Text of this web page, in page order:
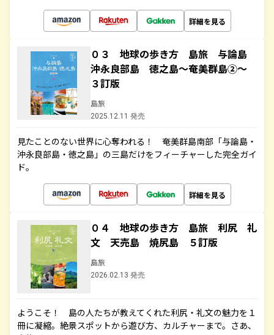
詳細を見る
０３ 地球の歩き方 島旅 与論島
沖永良部島 徳之島～奄美群島②～
３訂版
島旅
2025.12.11 発売
見たことのない世界に心奪われる！ 奄美群島南部「与論島・
沖永良部島・徳之島」の三島だけをフィーチャーした完全ガイ
ド。
詳細を見る
０４ 地球の歩き方 島旅 利尻 礼
文 天売島 焼尻島 ５訂版
島旅
2026.02.13 発売
ようこそ！ 島の人たちが教えてくれた利尻・礼文の魅力を１
冊に凝縮。絶景スポットから遊び方、カルチャーまで。さあ、